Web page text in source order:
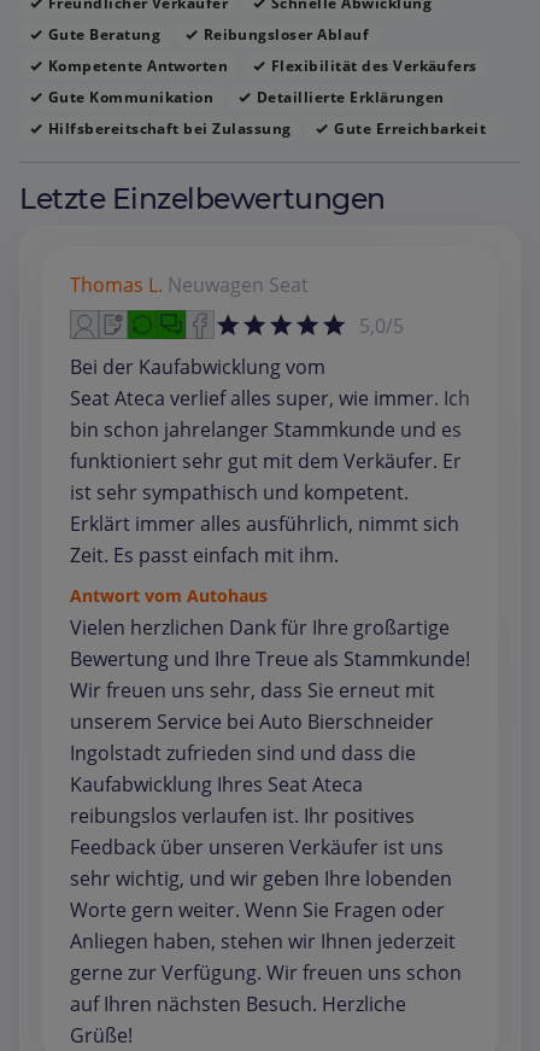
Gute Beratung
Reibungsloser Ablauf
Kompetente Antworten
Flexibilität des Verkäufers
Gute Kommunikation
Detaillierte Erklärungen
Hilfsbereitschaft bei Zulassung
Gute Erreichbarkeit
Letzte Einzelbewertungen
Thomas L. Neuwagen Seat
5,0/5
Bei der Kaufabwicklung vom
Seat Ateca verlief alles super, wie immer. Ich
bin schon jahrelanger Stammkunde und es
funktioniert sehr gut mit dem Verkäufer. Er
ist sehr sympathisch und kompetent.
Erklärt immer alles ausführlich, nimmt sich
Zeit. Es passt einfach mit ihm.
Antwort vom Autohaus
Vielen herzlichen Dank für Ihre großartige
Bewertung und Ihre Treue als Stammkunde!
Wir freuen uns sehr, dass Sie erneut mit
unserem Service bei Auto Bierschneider
Ingolstadt zufrieden sind und dass die
Kaufabwicklung Ihres Seat Ateca
reibungslos verlaufen ist. Ihr positives
Feedback über unseren Verkäufer ist uns
sehr wichtig, und wir geben Ihre lobenden
Worte gern weiter. Wenn Sie Fragen oder
Anliegen haben, stehen wir Ihnen jederzeit
gerne zur Verfügung. Wir freuen uns schon
auf Ihren nächsten Besuch. Herzliche
Grüße!